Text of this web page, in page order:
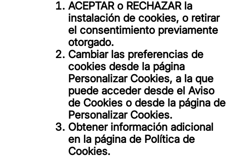
ACEPTAR o RECHAZAR la
instalación de cookies, o retirar
el consentimiento previamente
otorgado.
Cambiar las preferencias de
cookies desde la página
Personalizar Cookies, a la que
puede acceder desde el Aviso
de Cookies o desde la página de
Personalizar Cookies.
Obtener información adicional
en la página de Política de
Cookies.